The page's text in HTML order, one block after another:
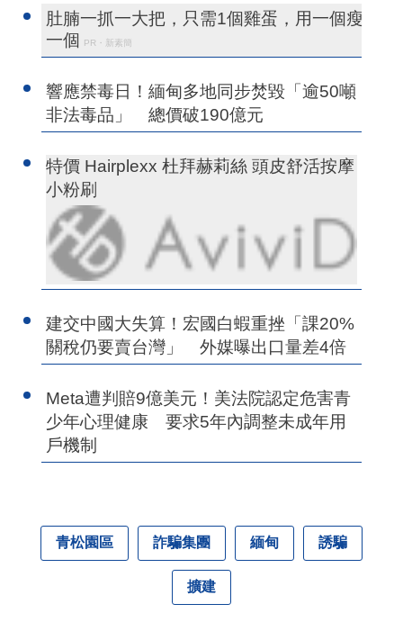
肚腩一抓一大把，只需1個雞蛋，用一個瘦
一個 PR・新素簡
響應禁毒日！緬甸多地同步焚毀「逾50噸
非法毒品」 總價破190億元
特價 Hairplexx 杜拜赫莉絲 頭皮舒活按摩
小粉刷
建交中國大失算！宏國白蝦重挫「課20%
關稅仍要賣台灣」 外媒曝出口量差4倍
Meta遭判賠9億美元！美法院認定危害青
少年心理健康 要求5年內調整未成年用
戶機制
青松園區 詐騙集團 緬甸 誘騙
擴建